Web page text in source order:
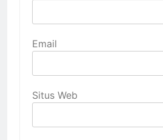
Email
Situs Web